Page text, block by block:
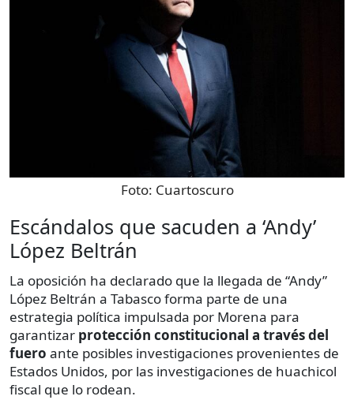
Foto: Cuartoscuro
Escándalos que sacuden a ‘Andy’
López Beltrán
La oposición ha declarado que la llegada de “Andy”
López Beltrán a Tabasco forma parte de una
estrategia política impulsada por Morena para
garantizar protección constitucional a través del
fuero ante posibles investigaciones provenientes de
Estados Unidos, por las investigaciones de huachicol
fiscal que lo rodean.